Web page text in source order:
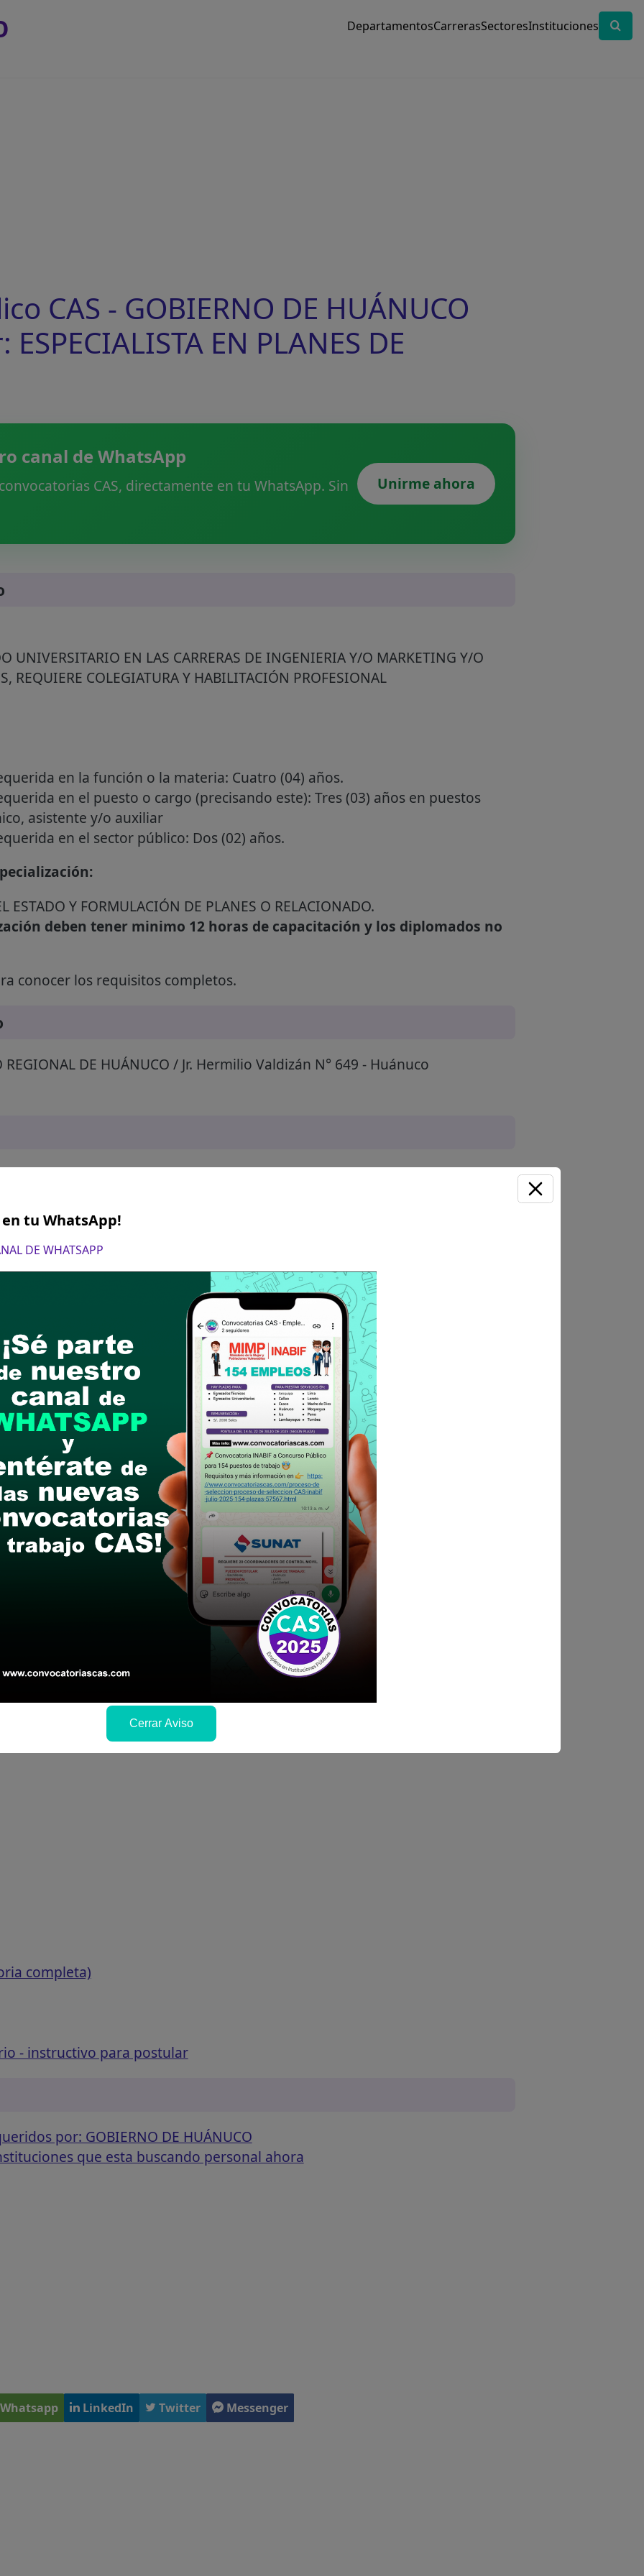
DepartamentosCarrerasSectoresInstituciones
CAS - GOBIERNO DE HUÁNUCO
EN PLANES DE
canal de WhatsApp
CAS, directamente en tu WhatsApp. Sin
Unirme ahora
UNIVERSITARIO EN LAS CARRERAS DE INGENIERIA Y/O MARKETING Y/O
REQUIERE COLEGIATURA Y HABILITACIÓN PROFESIONAL
en la función o la materia: Cuatro (04) años.
en el puesto o cargo (precisando este): Tres (03) años en puestos
asistente y/o auxiliar
en el sector público: Dos (02) años.
ESTADO Y FORMULACIÓN DE PLANES O RELACIONADO.
deben tener minimo 12 horas de capacitación y los diplomados no
conocer los requisitos completos.
DE HUÁNUCO / Jr. Hermilio Valdizán N° 649 - Huánuco
setiembre del 2025
hrs.)
y Presentación del Curriculum Vitae:
POSTULA AQUÍ
mínimos del perfil de puesto
ingresados fuera de fecha de cronograma, así como aquellas
sido presentadass dentro de la pagina web institucional del Gobierno
las bases del concurso público
si cumples con los requisitos para el puesto
y presentalo en la fechas y por los medios que indica las bases
conocer cuando se publicará los resultados
completa)
- instructivo para postular
por: GOBIERNO DE HUÁNUCO
que esta buscando personal ahora
Whatsapp LinkedIn Twitter Messenger
en tu WhatsApp!
DE WHATSAPP
Cerrar Aviso